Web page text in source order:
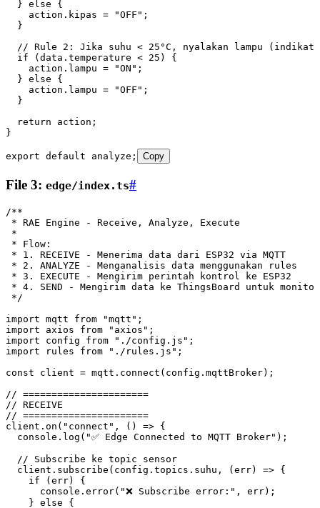
  }
else {
    action
.kipas = "OFF" ;
  }
// Rule 2: Jika suhu < 25°C, nyalakan lampu
  if
( data .temperature < 25 ) {
    action
.lampu = "ON" ;
  }
else {
    action
.lampu = "OFF" ;
  }
  return
action;
}
export default analyze; Copy
File 3: edge/index.ts#
/**
* RAE Engine - Receive, Analyze, Execute
*
* Flow:
* 1. RECEIVE - Menerima data dari ESP32 via MQTT
* 2. ANALYZE - Menganalisis data menggunakan rules
* 3. EXECUTE - Mengirim perintah kontrol ke ESP32
* 4. SEND - Mengirim data ke ThingsBoard untuk
*/
import mqtt from "mqtt" ;
import axios from "axios" ;
import config from "./config.js" ;
import rules from "./rules.js" ;
const client = mqtt . connect ( config .mqttBroker);
// ======================
// RECEIVE
// ======================
client . on ( "connect" , () => {
  console
. log ( "✅ Edge Connected to MQTT Broker" );
  // Subscribe ke topic sensor
  client
. subscribe ( config . topics .suhu , ( err) => {
    if
(err) {
      console
. error( "❌ Subscribe error:" ,
err);
    }
else {